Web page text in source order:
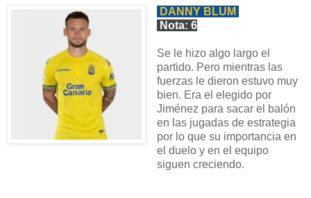
DANNY BLUM
Nota: 6
Se le hizo algo largo el
partido. Pero mientras las
fuerzas le dieron estuvo muy
bien. Era el elegido por
Jiménez para sacar el balón
en las jugadas de estrategia
por lo que su importancia en
el duelo y en el equipo
siguen creciendo.